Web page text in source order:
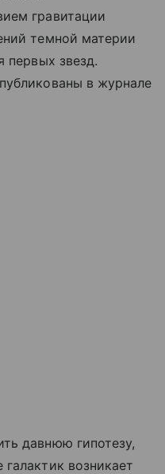
гравитации
темной материи
первых звезд.
в журнале
давнюю гипотезу,
возникает